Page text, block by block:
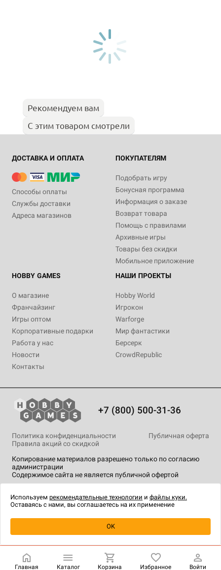
Уведомить о наличии
Рекомендуем вам
С этим товаром смотрели
ДОСТАВКА И ОПЛАТА
Способы оплаты
Службы доставки
Адреса магазинов
ПОКУПАТЕЛЯМ
Подобрать игру
Бонусная программа
Информация о заказе
Возврат товара
Помощь с правилами
Архивные игры
Товары без скидки
Мобильное приложение
HOBBY GAMES
О магазине
Франчайзинг
Игры оптом
Корпоративные подарки
Работа у нас
Новости
Контакты
НАШИ ПРОЕКТЫ
Hobby World
Игрокон
Warforge
Мир фантастики
Берсерк
CrowdRepublic
+7 (800) 500-31-36
Копирование материалов разрешено только по согласию
администрации
Содержимое сайта не является публичной офертой
Политика конфиденциальности
Публичная оферта
Правила акций со скидкой
технологии.
Главная Каталог Корзина Избранное Войти
Используем рекомендательные технологии и файлы куки.
Оставаясь с нами, вы соглашаетесь на их применение
OK